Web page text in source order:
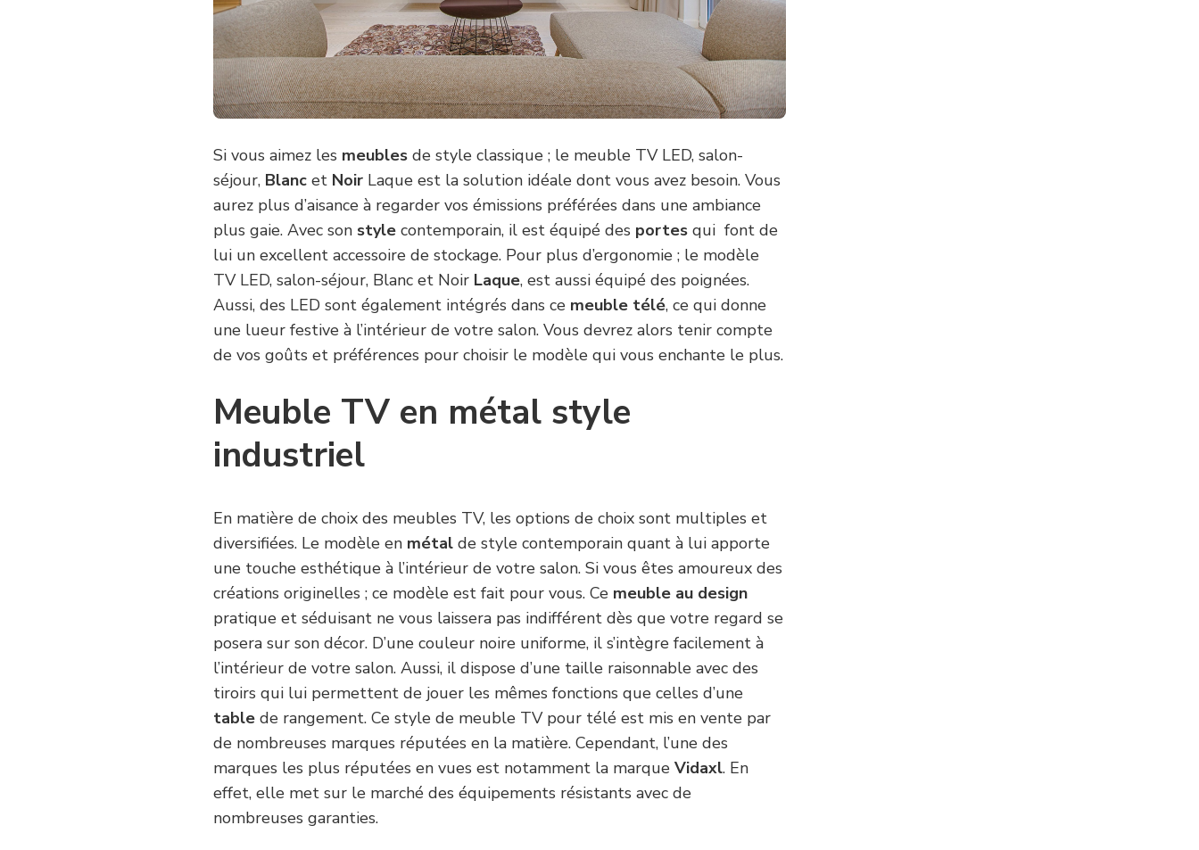
Si vous aimez les meubles de style classique ; le meuble TV LED, salon-
séjour, Blanc et Noir Laque est la solution idéale dont vous avez besoin. Vous
aurez plus d’aisance à regarder vos émissions préférées dans une ambiance
plus gaie. Avec son style contemporain, il est équipé des portes qui font de
lui un excellent accessoire de stockage. Pour plus d’ergonomie ; le modèle
TV LED, salon-séjour, Blanc et Noir Laque, est aussi équipé des poignées.
Aussi, des LED sont également intégrés dans ce meuble télé, ce qui donne
une lueur festive à l’intérieur de votre salon. Vous devrez alors tenir compte
de vos goûts et préférences pour choisir le modèle qui vous enchante le plus.
Meuble TV en métal style
industriel
En matière de choix des meubles TV, les options de choix sont multiples et
diversifiées. Le modèle en métal de style contemporain quant à lui apporte
une touche esthétique à l’intérieur de votre salon. Si vous êtes amoureux des
créations originelles ; ce modèle est fait pour vous. Ce meuble au design
pratique et séduisant ne vous laissera pas indifférent dès que votre regard se
posera sur son décor. D’une couleur noire uniforme, il s’intègre facilement à
l’intérieur de votre salon. Aussi, il dispose d’une taille raisonnable avec des
tiroirs qui lui permettent de jouer les mêmes fonctions que celles d’une
table de rangement. Ce style de meuble TV pour télé est mis en vente par
de nombreuses marques réputées en la matière. Cependant, l’une des
marques les plus réputées en vues est notamment la marque Vidaxl. En
effet, elle met sur le marché des équipements résistants avec de
nombreuses garanties.